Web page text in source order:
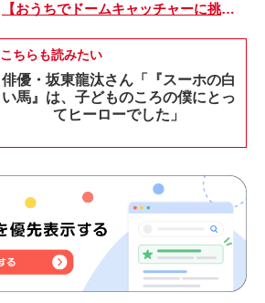
【おうちでドームキャッチャーに挑戦だ】アンパンマン わくわくドームキャッチャー
こちらも読みたい
俳優・坂東龍汰さん「『スーホの白
い馬』は、子どものころの僕にとっ
てヒーローでした」